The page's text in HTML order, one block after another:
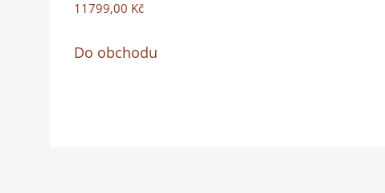
11799,00 Kč
Do obchodu